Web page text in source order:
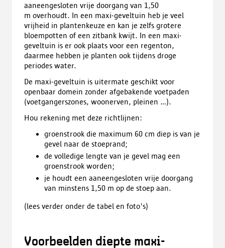
aaneengesloten vrije doorgang van 1,50
m overhoudt. In een maxi-geveltuin heb je veel
vrijheid in plantenkeuze en kan je zelfs grotere
bloempotten of een zitbank kwijt. In een maxi-
geveltuin is er ook plaats voor een regenton,
daarmee hebben je planten ook tijdens droge
periodes water.
De maxi-geveltuin is uitermate geschikt voor
openbaar domein zonder afgebakende voetpaden
(voetgangerszones, woonerven, pleinen ...).
Hou rekening met deze richtlijnen:
groenstrook die maximum 60 cm diep is van je
gevel naar de stoeprand;
de volledige lengte van je gevel mag een
groenstrook worden;
je houdt een aaneengesloten vrije doorgang
van minstens 1,50 m op de stoep aan.
(lees verder onder de tabel en foto's)
Voorbeelden diepte maxi-